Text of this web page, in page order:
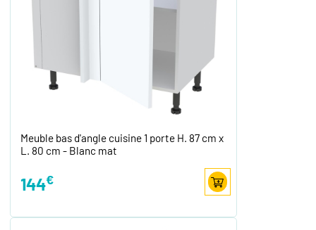
Meuble bas d'angle cuisine 1 porte H. 87 cm x
L. 80 cm - Blanc mat
144€